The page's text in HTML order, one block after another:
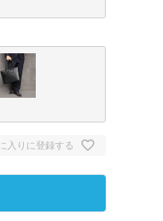
入りに登録する